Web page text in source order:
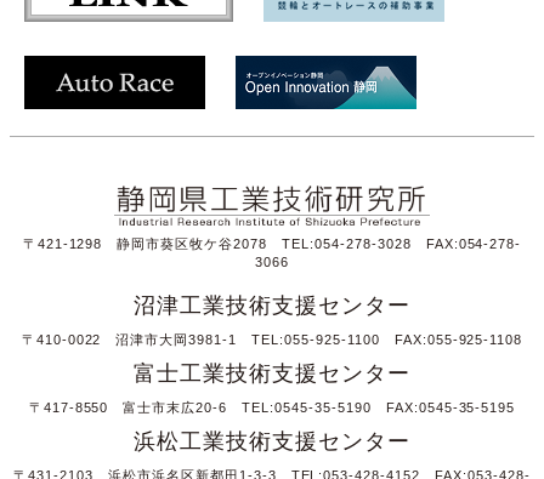
〒421-1298 静岡市葵区牧ケ谷2078 TEL:054-278-3028 FAX:054-278-
3066
沼津工業技術支援センター
〒410-0022 沼津市大岡3981-1 TEL:055-925-1100 FAX:055-925-1108
富士工業技術支援センター
〒417-8550 富士市末広20-6 TEL:0545-35-5190 FAX:0545-35-5195
浜松工業技術支援センター
〒431-2103 浜松市浜名区新都田1-3-3 TEL:053-428-4152 FAX:053-428-